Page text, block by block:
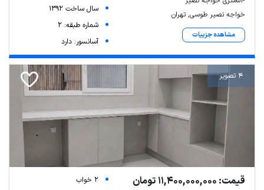
خواجه نصیر طوسی, تهران
مشاهده جزییات
سال ساخت 1392
شماره طبقه: 2
آسانسور: دارد
4 تصویر
قیمت: 11,400,000,000 تومان
2 خواب